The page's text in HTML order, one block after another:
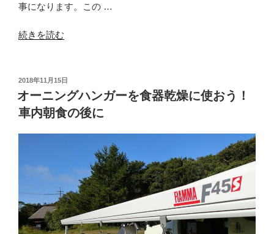
事になります。この …
“無
オ
ー
ト
OK！
「桜
総
公
園
キ
続きを読む
投
稿
日:
2018年11月15日
オーニングハンガーを食器乾燥に使おう！
車内朝食の後に